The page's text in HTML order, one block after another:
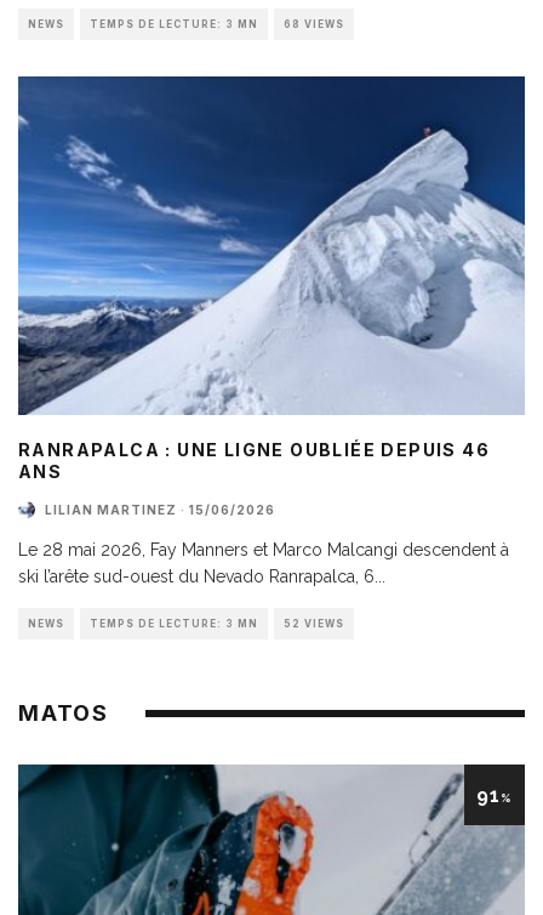
NEWS TEMPS DE LECTURE: 3 MN 68 VIEWS
RANRAPALCA : UNE LIGNE OUBLIÉE DEPUIS 46
ANS
LILIAN MARTINEZ · 15/06/2026
Le 28 mai 2026, Fay Manners et Marco Malcangi descendent à
ski l’arête sud-ouest du Nevado Ranrapalca, 6
NEWS TEMPS DE LECTURE: 3 MN 52 VIEWS
MATOS
91 %